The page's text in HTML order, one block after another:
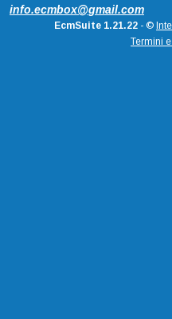
info.ecmbox@gmail.com
EcmSuite 1.21.22 - ©
Termini